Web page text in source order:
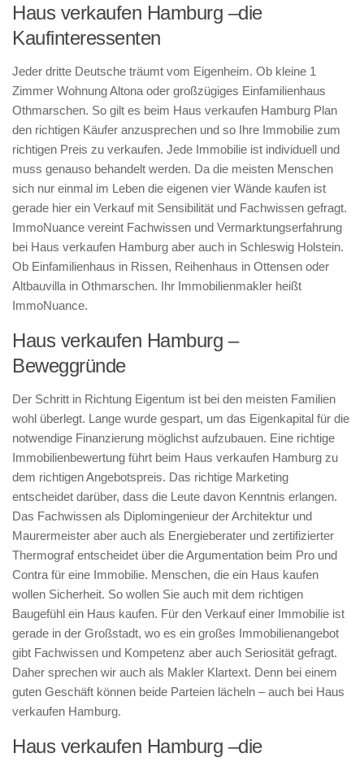
Haus verkaufen Hamburg –die
Kaufinteressenten
Jeder dritte Deutsche träumt vom Eigenheim. Ob kleine 1
Zimmer Wohnung Altona oder großzügiges Einfamilienhaus
Othmarschen. So gilt es beim Haus verkaufen Hamburg Plan
den richtigen Käufer anzusprechen und so Ihre Immobilie zum
richtigen Preis zu verkaufen. Jede Immobilie ist individuell und
muss genauso behandelt werden. Da die meisten Menschen
sich nur einmal im Leben die eigenen vier Wände kaufen ist
gerade hier ein Verkauf mit Sensibilität und Fachwissen gefragt.
ImmoNuance vereint Fachwissen und Vermarktungserfahrung
bei Haus verkaufen Hamburg aber auch in Schleswig Holstein.
Ob Einfamilienhaus in Rissen, Reihenhaus in Ottensen oder
Altbauvilla in Othmarschen. Ihr Immobilienmakler heißt
ImmoNuance.
Haus verkaufen Hamburg –
Beweggründe
Der Schritt in Richtung Eigentum ist bei den meisten Familien
wohl überlegt. Lange wurde gespart, um das Eigenkapital für die
notwendige Finanzierung möglichst aufzubauen. Eine richtige
Immobilienbewertung führt beim Haus verkaufen Hamburg zu
dem richtigen Angebotspreis. Das richtige Marketing
entscheidet darüber, dass die Leute davon Kenntnis erlangen.
Das Fachwissen als Diplomingenieur der Architektur und
Maurermeister aber auch als Energieberater und zertifizierter
Thermograf entscheidet über die Argumentation beim Pro und
Contra für eine Immobilie. Menschen, die ein Haus kaufen
wollen Sicherheit. So wollen Sie auch mit dem richtigen
Baugefühl ein Haus kaufen. Für den Verkauf einer Immobilie ist
gerade in der Großstadt, wo es ein großes Immobilienangebot
gibt Fachwissen und Kompetenz aber auch Seriosität gefragt.
Daher sprechen wir auch als Makler Klartext. Denn bei einem
guten Geschäft können beide Parteien lächeln – auch bei Haus
verkaufen Hamburg.
Haus verkaufen Hamburg –die